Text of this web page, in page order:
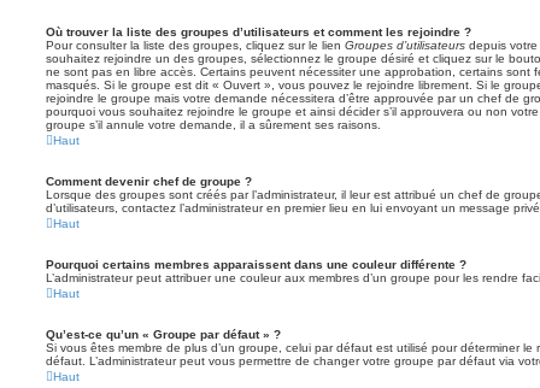
Où trouver la liste des groupes d’utilisateurs et comment les rejoindre ?
Pour consulter la liste des groupes, cliquez sur le lien Groupes d’utilisateurs depuis votre
souhaitez rejoindre un des groupes, sélectionnez le groupe désiré et cliquez sur le
ne sont pas en libre accès. Certains peuvent nécessiter une approbation, certains sont
masqués. Si le groupe est dit « Ouvert », vous pouvez le rejoindre librement. Si le
rejoindre le groupe mais votre demande nécessitera d’être approuvée par un chef de
pourquoi vous souhaitez rejoindre le groupe et ainsi décider s’il approuvera ou non
groupe s’il annule votre demande, il a sûrement ses raisons.
Haut
Comment devenir chef de groupe ?
Lorsque des groupes sont créés par l’administrateur, il leur est attribué un chef de
d’utilisateurs, contactez l’administrateur en premier lieu en lui envoyant un message
Haut
Pourquoi certains membres apparaissent dans une couleur différente ?
L’administrateur peut attribuer une couleur aux membres d’un groupe pour les rendre
Haut
Qu’est-ce qu’un « Groupe par défaut » ?
Si vous êtes membre de plus d’un groupe, celui par défaut est utilisé pour déterminer
défaut. L’administrateur peut vous permettre de changer votre groupe par défaut via
Haut